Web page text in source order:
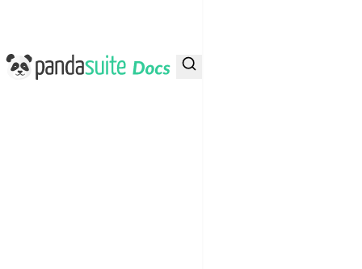
PandaSuite Docs